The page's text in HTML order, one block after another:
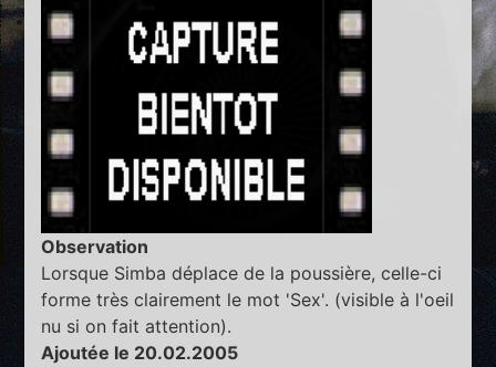
Observation
Lorsque Simba déplace de la poussière, celle-ci
forme très clairement le mot 'Sex'. (visible à l'oeil
nu si on fait attention).
Ajoutée le 20.02.2005